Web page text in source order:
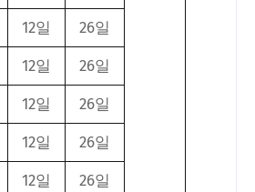
12일
26일
12일
26일
12일
26일
12일
26일
12일
26일